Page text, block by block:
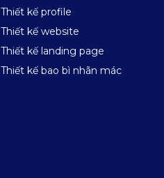
Thiết kế profile
Thiết kế website
Thiết kế landing page
Thiết kế bao bì nhãn mác